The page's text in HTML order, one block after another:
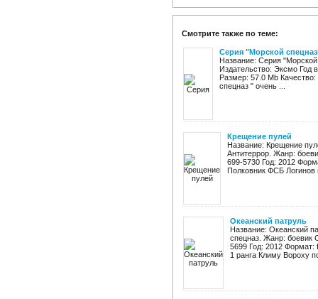
Смотрите также по теме:
Серия "Морской
Название: Серия
Издательство: Эксмо Год
Размер: 57.0 Мb Качество:
спецназ " очень ...
Крещение пулей
Название: Крещение
Антитеррор. Жанр:
699-5730 Год: 2012
Полковник ФСБ Логинов
Океанский патруль
Название: Океанский
спецназ. Жанр: боевик
5699 Год: 2012
1 ранга Климу Вороху